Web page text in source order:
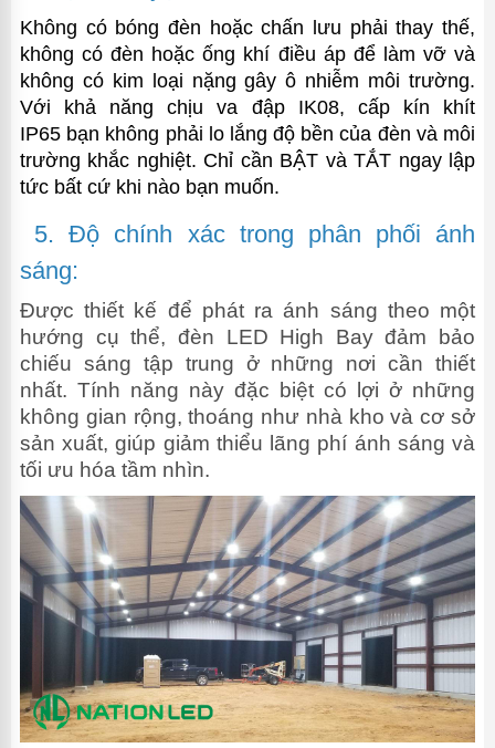
Không có bóng đèn hoặc chấn lưu phải thay thế,
không có đèn hoặc ống khí điều áp để làm vỡ và
không có kim loại nặng gây ô nhiễm môi trường.
Với khả năng chịu va đập IK08, cấp kín khít
IP65 bạn không phải lo lắng độ bền của đèn và môi
trường khắc nghiệt. Chỉ cần BẬT và TẮT ngay lập
tức bất cứ khi nào bạn muốn.
5. Độ chính xác trong phân phối ánh
sáng:
Được thiết kế để phát ra ánh sáng theo một
hướng cụ thể, đèn LED High Bay đảm bảo
chiếu sáng tập trung ở những nơi cần thiết
nhất. Tính năng này đặc biệt có lợi ở những
không gian rộng, thoáng như nhà kho và cơ sở
sản xuất, giúp giảm thiểu lãng phí ánh sáng và
tối ưu hóa tầm nhìn.